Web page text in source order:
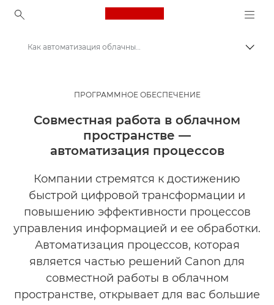
Canon Logo, back to
Решения и услуги
Продукты и решения для бизнеса
Программное обеспечение для бизнеса
Как автоматизация облачных процессов поможет вашему бизнесу?
ПРОГРАММНОЕ ОБЕСПЕЧЕНИЕ
Совместная работа в облачном
пространстве —
автоматизация процессов
Компании стремятся к достижению
быстрой цифровой трансформации и
повышению эффективности процессов
управления информацией и ее обработки.
Автоматизация процессов, которая
является частью решений Canon для
совместной работы в облачном
пространстве, открывает для вас большие